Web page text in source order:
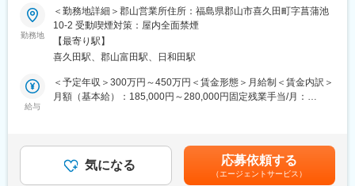
・健康経営優良法人2024に選出
■配属詳細：
同社のコアである「メディカル事業部」への配属となります。各
度おります。
合力を強みとして、どのような形でお客様のお役に立てるのかを
意識し、安心・安全を強化して、付加価値をお届けすることを最
大の目標としています。扱う商材も幅広く、お客様の課題やニー
当社の営業担当として、親会社である、フクダ電子製の医療機器
等の提案営業を行います。フクダ電子製品の、東北地域でのシェ
ア拡大を目指し、提案営業をお任せ致します。
■業務内容：
郡山営業所では30～40代のメンバーが在籍しています。大学病院
や国公立病院、開業医、クリニックに対し当社の医療機器の提案
基本的にはフクダ電子の商材を扱いますが、ニーズによっては違
うメーカーの商材を提案することもございます。金額の大きいも
のになると億をこえる場合もあります。担当病院はエリア制とな
勤務地
＜勤務地詳細＞郡山営業所住所：福島県郡山市喜久田町字菖蒲池
10-2 受動喫煙対策：屋内全面禁煙
【最寄り駅】
喜久田駅、郡山富田駅、日和田駅
給与
＜予定年収＞300万円～450万円＜賃金形態＞月給制＜賃金内訳＞
月額（基本給）：185,000円～280,000円固定残業手当/月：
年収は予定年収であり、前後する可能性がございます。・給与 月
給（一律手当含）・販売奨励金（四半期毎）・昇給：年1回（4
月）・賞与：年2回（7、12月）賃金はあくまでも目安の金額であ
気になる 応募依頼する
（エージェントサービス）